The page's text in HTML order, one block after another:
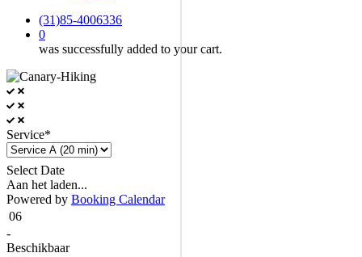
(31)85-4006336
0
was successfully added to your cart.
Service*
Select Date
Aan het laden...
Powered by Booking Calendar
06
-
Beschikbaar